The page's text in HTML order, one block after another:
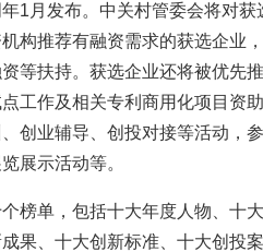
1月发布。中关村管委会将对
构推荐有融资需求的获选企业
等扶持。获选企业还将被优先
工作及相关专利商用化项目资
创业辅导、创投对接等活动，
展示活动等。
榜单，包括十大年度人物、十
果、十大创新标准、十大创投